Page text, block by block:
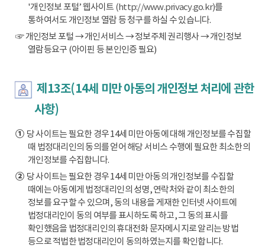
'개인정보 포털’ 웹사이트 (http://www.privacy.go.kr)를
통하여서도 개인정보 열람 등 청구를 하실 수 있습니다.
☞ 개인정보 포털 → 개인서비스 → 정보주체 권리행사 → 개인정보
열람등요구 (아이핀 등 본인인증 필요)
제13조(14세 미만 아동의 개인정보 처리에 관한
사항)
①당 사이트는 필요한 경우 14세 미만 아동에 대해 개인정보를 수집할
때 법정대리인의 동의를 얻어 해당 서비스 수행에 필요한 최소한의
개인정보를 수집합니다.
②당 사이트는 필요한 경우 14세 미만 아동의 개인정보를 수집할
때에는 아동에게 법정대리인의 성명, 연락처와 같이 최소한의
정보를 요구할 수 있으며, 동의 내용을 게재한 인터넷 사이트에
법정대리인이 동의 여부를 표시하도록 하고, 그 동의 표시를
확인했음을 법정대리인의 휴대전화 문자메시지로 알리는 방법
등으로 적법한 법정대리인이 동의하였는지를 확인합니다.